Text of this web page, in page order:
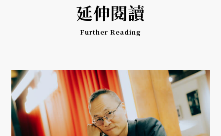
延伸閱讀
Further Reading